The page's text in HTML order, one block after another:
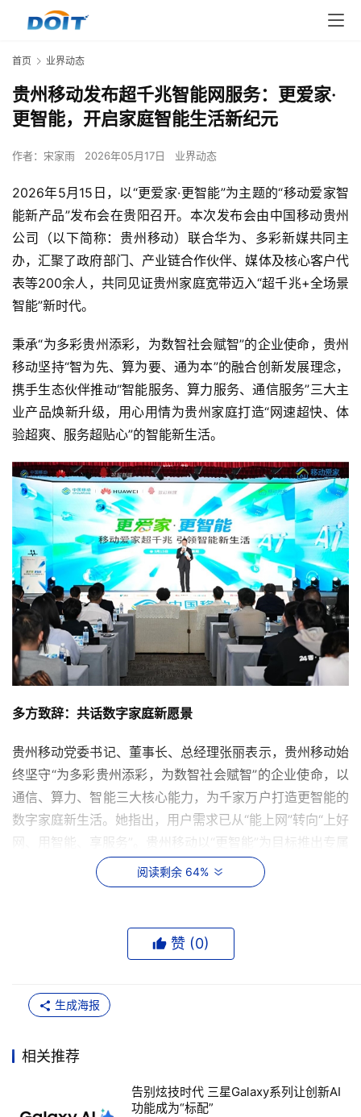
首页 业界动态
贵州移动发布超千兆智能网服务：更爱家·
更智能，开启家庭智能生活新纪元
作者： 宋家雨 2026年05月17日 业界动态
2026年5月15日，以“更爱家·更智能”为主题的“移动爱家智
能新产品”发布会在贵阳召开。本次发布会由中国移动贵州
公司（以下简称：贵州移动）联合华为、多彩新媒共同主
办，汇聚了政府部门、产业链合作伙伴、媒体及核心客户代
表等200余人，共同见证贵州家庭宽带迈入“超千兆+全场景
智能”新时代。
秉承“为多彩贵州添彩，为数智社会赋智”的企业使命，贵州
移动坚持“智为先、算为要、通为本”的融合创新发展理念，
携手生态伙伴推动“智能服务、算力服务、通信服务”三大主
业产品焕新升级，用心用情为贵州家庭打造“网速超快、体
验超爽、服务超贴心”的智能新生活。
多方致辞：共话数字家庭新愿景
贵州移动党委书记、董事长、总经理张丽表示，贵州移动始
终坚守“为多彩贵州添彩，为数智社会赋智”的企业使命，以
通信、算力、智能三大核心能力，为千家万户打造更智能的
数字家庭新生活。她指出，用户需求已从“能上网”转向“上好
网、用智能、享服务”。贵州移动以“更智能”为目标推出专属
贴心产品，全国首发FTTR WiFi7三频新终端、全省首发家
庭Token算力套餐，并推出灵犀家庭AI智能助手；以“更爱
AI金榜计划、宠物专属保障及全场景权益体系。她表示，贵
州移动将携手生态伙伴，让每一个贵州家庭都能享受到数智
贵州广电网络传媒集团党委副书记、副董事长、总经理李筑
IPTV用户1129万户，覆盖率居全国前列。多彩新媒与贵州
移动战略协同，AI超级电视将依托超千兆宽带，将更智能、
更便捷的视听体验带入千家万户，为贵州数字内容产业和智
阅读剩余 64%
赞 (0)
生成海报
相关推荐
告别炫技时代 三星Galaxy系列让创新AI
功能成为“标配”